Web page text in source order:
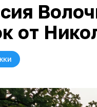
от